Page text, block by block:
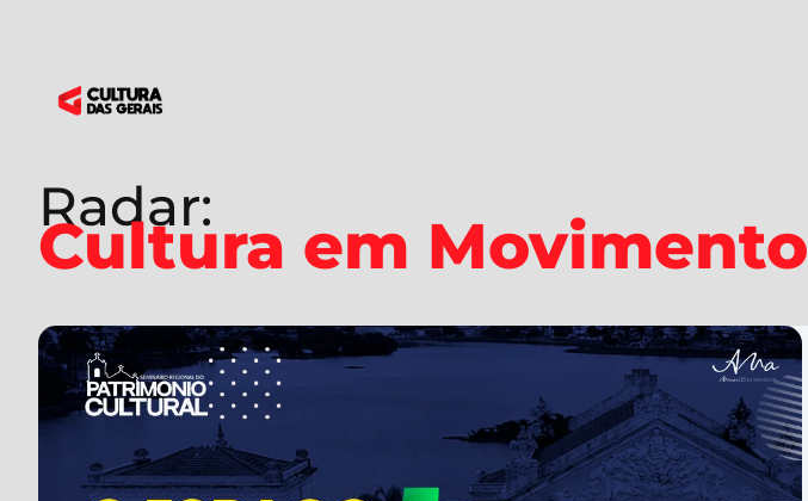
Radar:
Cultura em Movimento